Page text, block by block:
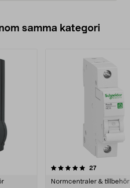
samma kategori
27recensioner
Normcentraler & tillbehör
4.5 av 5 stjärnor